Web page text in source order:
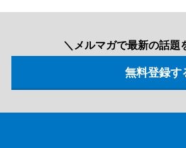
＼メルマガで最新の話題